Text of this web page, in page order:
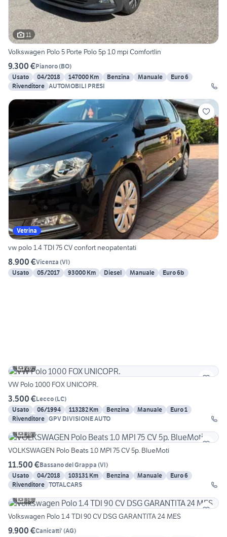
11
Volkswagen Polo 5 Porte Polo 5p 1.0 mpi Comfortlin
9.300 €Pianoro(BO)
Usato
04/2018 147000 Km Benzina Manuale
Euro 6
Rivenditore AUTOMOBILI PRESI
Vetrina
vw polo 1.4 TDI 75 CV confort neopatentati
8.900 €Vicenza (VI)
Usato
05/2017 93000 Km Diesel Manuale Euro 6b
26
VW Polo 1000 FOX UNICOPR.
3.500 €Lecco(LC)
Usato
06/1994 113282 Km Benzina Manuale
Euro 1
Rivenditore GPV DIVISIONE AUTO
16
VOLKSWAGEN Polo Beats 1.0 MPI 75 CV 5p. BlueMoti
11.500 €Bassano del Grappa (VI)
Usato
04/2018 103131 Km Benzina Manuale
Euro 6
Rivenditore TOTALCARS
14
Volkswagen Polo 1.4 TDI 90 CV DSG GARANTITA 24 MES
9.900 €Canicatti' (AG)